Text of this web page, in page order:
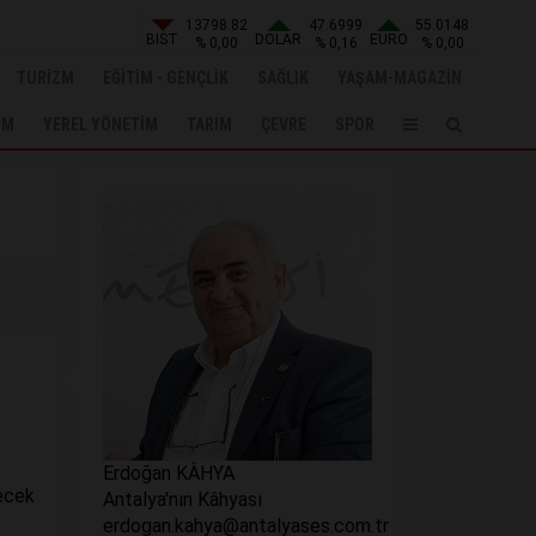
BIST
13798.82
% 0,00
DOLAR
47.6999
% 0,16
EURO
55.0148
% 0,00
Erdoğan KÂHYA
Antalya'nın Kâhyası
erdogan.kahya@antalyases.com.tr